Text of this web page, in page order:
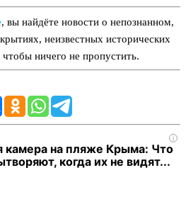
, вы найдёте новости о непознанном,
неизвестных исторических
чтобы ничего не пропустить.
i
камера на пляже Крыма: Что
когда их не видят...